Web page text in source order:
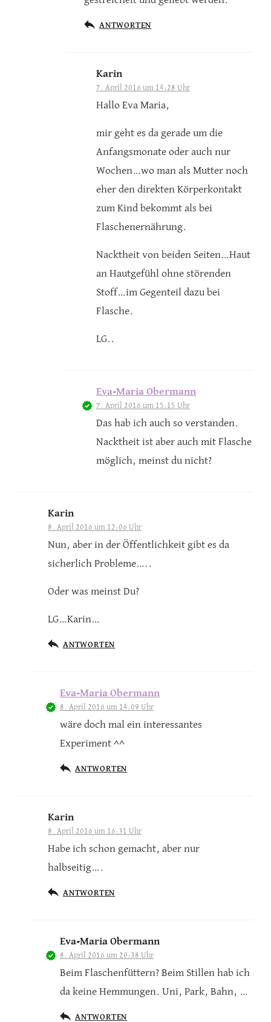
ANTWORTEN
Karin
7. April 2016 um 14:28 Uhr
Hallo Eva Maria,
mir geht es da gerade um die
Anfangsmonate oder auch nur
Wochen…wo man als Mutter noch
eher den direkten Körperkontakt
zum Kind bekommt als bei
Flaschenernährung.
Nacktheit von beiden Seiten…Haut
an Hautgefühl ohne störenden
Stoff…im Gegenteil dazu bei
Flasche.
LG..
Eva-Maria Obermann
7. April 2016 um 15:15 Uhr
Das hab ich auch so verstanden.
Nacktheit ist aber auch mit Flasche
möglich, meinst du nicht?
Karin
8. April 2016 um 12:06 Uhr
Nun, aber in der Öffentlichkeit gibt es da
sicherlich Probleme…..
Oder was meinst Du?
LG…Karin…
ANTWORTEN
Eva-Maria Obermann
8. April 2016 um 14:09 Uhr
wäre doch mal ein interessantes
Experiment ^^
ANTWORTEN
Karin
8. April 2016 um 16:31 Uhr
Habe ich schon gemacht, aber nur
halbseitig….
ANTWORTEN
Eva-Maria Obermann
8. April 2016 um 20:38 Uhr
Beim Flaschenfüttern? Beim Stillen hab ich
da keine Hemmungen. Uni, Park, Bahn, …
ANTWORTEN